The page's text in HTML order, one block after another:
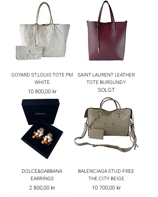
GOYARD ST.LOUIS TOTE PM
WHITE
Pris
10 800,00 kr
SAINT LAURENT LEATHER
TOTE BURGUNDY
SOLGT
DOLCE&GABBANA
EARRINGS
Pris
2 800,00 kr
BALENCIAGA STUD-FREE
THE CITY BEIGE
Pris
10 700,00 kr